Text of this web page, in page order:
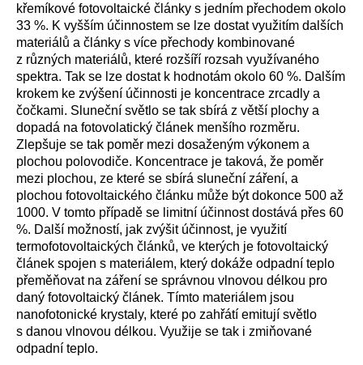
křemíkové fotovoltaické články s jedním přechodem okolo
33 %. K vyšším účinnostem se lze dostat využitím dalších
materiálů a články s více přechody kombinované
z různých materiálů, které rozšíří rozsah využívaného
spektra. Tak se lze dostat k hodnotám okolo 60 %. Dalším
krokem ke zvýšení účinnosti je koncentrace zrcadly a
čočkami. Sluneční světlo se tak sbírá z větší plochy a
dopadá na fotovolatický článek menšího rozměru.
Zlepšuje se tak poměr mezi dosaženým výkonem a
plochou polovodiče. Koncentrace je taková, že poměr
mezi plochou, ze které se sbírá sluneční záření, a
plochou fotovoltaického článku může být dokonce 500 až
1000. V tomto případě se limitní účinnost dostává přes 60
%. Další možností, jak zvýšit účinnost, je využití
termofotovoltaických článků, ve kterých je fotovoltaický
článek spojen s materiálem, který dokáže odpadní teplo
přeměňovat na záření se správnou vlnovou délkou pro
daný fotovoltaický článek. Tímto materiálem jsou
nanofotonické krystaly, které po zahřátí emitují světlo
s danou vlnovou délkou. Využije se tak i zmiňované
odpadní teplo.